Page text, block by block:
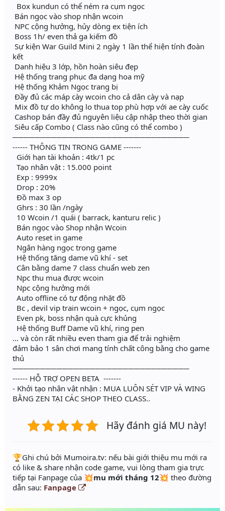
Box kundun có thể ném ra cụm ngọc
Bán ngọc vào shop nhận wcoin
NPC cộng hưởng, hủy dòng ex tiện ích
Boss 1h/ even thả ga kiếm đồ
Sự kiện War Guild Mini 2 ngày 1 lần thể hiện tính đoàn
kết
Danh hiệu 3 lớp, hồn hoàn siêu đẹp
Hệ thống trang phục đa dạng hoa mỹ
Hệ thống Khảm Ngọc trang bị
Đầy đủ các máp cày wcoin cho cả dân cày và nạp
Mix đồ tự do không lo thua top phù hợp với ae cày cuốc
Cashop bán đầy đủ nguyên liệu cập nhập theo thời gian
Siêu cấp Combo ( Class nào cũng có thể combo )
────────────────────────────────
------ THÔNG TIN TRONG GAME -------
Giới hạn tài khoản : 4tk/1 pc
Tạo nhân vật : 15.000 point
Exp : 9999x
Drop : 20%
Đồ max 3 op
Ghrs : 30 lần /ngày
10 Wcoin /1 quái ( barrack, kanturu relic )
Bán ngọc vào Shop nhận Wcoin
Auto reset in game
Ngân hàng ngọc trong game
Hệ thống tăng dame vũ khí - set
Cân bằng dame 7 class chuẩn web zen
Npc thu mua được wcoin
Npc cộng hưởng mới
Auto offline có tự động nhặt đồ
Bc , devil vip train wcoin + ngọc, cụm ngọc
Even pk, boss nhận quà cực khủng
Hệ thống Buff Dame vũ khí, ring pen
... và còn rất nhiều even tham gia để trải nghiệm
đảm bảo 1 sân chơi mang tính chất công bằng cho game
thủ
────────────────────────────────
------ HỖ TRỢ OPEN BETA -------
- Khởi tạo nhân vật nhận : MUA LUÔN SÉT VIP VÀ WING
BẰNG ZEN TẠI CÁC SHOP THEO CLASS..
Hãy đánh giá MU này!
️🏆Ghi chú bởi Mumoira.tv: nếu bài giới thiệu mu mới ra
có like & share nhận code game, vui lòng tham gia trực
tiếp tại Fanpage của 💥mu mới tháng 12💥 theo đường
dẫn sau: Fanpage